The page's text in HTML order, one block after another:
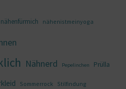
nähenfürmich nähenistmeinyoga
Nähnerd Pepelinchen Prülla
Sommerrock Stilfindung